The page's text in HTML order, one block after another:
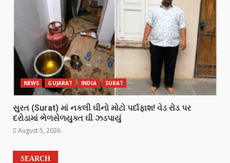
NEWS GUJARAT INDIA SURAT
સુરત (Surat) માં નકલી ઘીનો મોટો પર્દાફાશ! વેડ રોડ પર
દરોડામાં ભેળસેળયુક્ત ઘી ઝડપાયું
August 5, 2026
SEARCH